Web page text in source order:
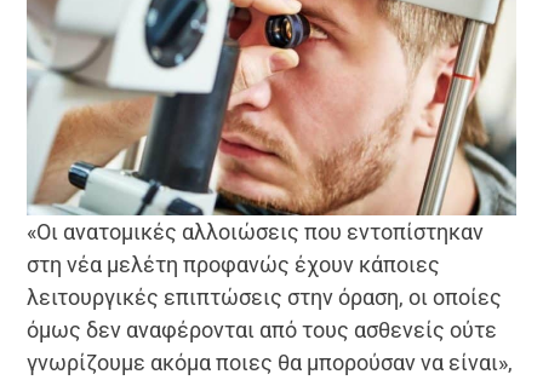
«Οι ανατομικές αλλοιώσεις που εντοπίστηκαν
στη νέα μελέτη προφανώς έχουν κάποιες
λειτουργικές επιπτώσεις στην όραση, οι οποίες
όμως δεν αναφέρονται από τους ασθενείς ούτε
γνωρίζουμε ακόμα ποιες θα μπορούσαν να είναι»,